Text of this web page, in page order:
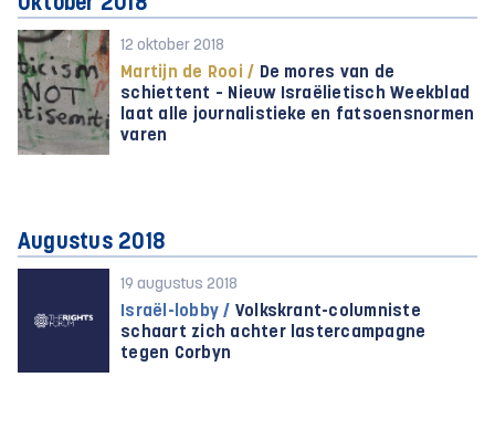
12 oktober 2018
Martijn de Rooi / De mores van de
schiettent – Nieuw Israëlietisch Weekblad
laat alle journalistieke en fatsoensnormen
varen
Augustus 2018
19 augustus 2018
Israël-lobby / Volkskrant-columniste
schaart zich achter lastercampagne
tegen Corbyn